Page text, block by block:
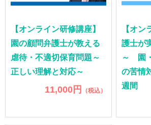
【オンライン研修講座】
園の顧問弁護士が教える
虐待・不適切保育問題～
正しい理解と対応～
11,000円 （税込）
【オン
護士が
～ 園
の苦情
週間